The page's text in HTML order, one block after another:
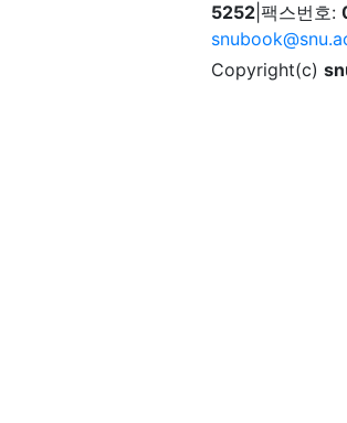
5252 팩스번호:
Copyright(c)